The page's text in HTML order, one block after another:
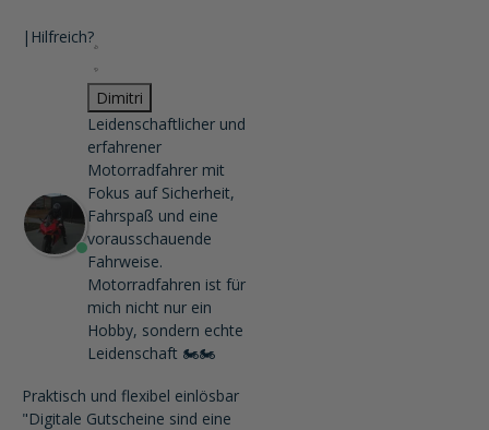
| Hilfreich?
Dimitri
Leidenschaftlicher und
erfahrener
Motorradfahrer mit
Fokus auf Sicherheit,
Fahrspaß und eine
vorausschauende
Fahrweise.
Motorradfahren ist für
mich nicht nur ein
Hobby, sondern echte
Leidenschaft 🏍️🏍️
Praktisch und flexibel einlösbar
"Digitale Gutscheine sind eine